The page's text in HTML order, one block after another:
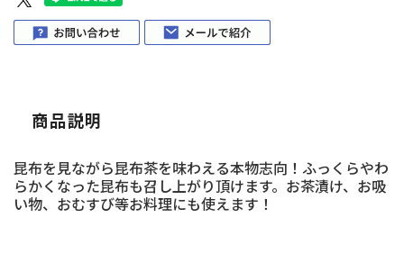
商品説明
昆布を見ながら昆布茶を味わえる本物志向！ふっくらやわ
らかくなった昆布も召し上がり頂けます。お茶漬け、お吸
い物、おむすび等お料理にも使えます！